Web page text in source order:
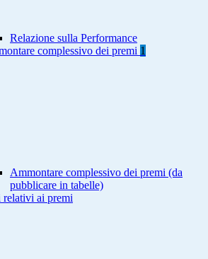
Relazione sulla Performance
complessivo dei premi 1
Ammontare complessivo dei premi (da
pubblicare in tabelle)
relativi ai premi